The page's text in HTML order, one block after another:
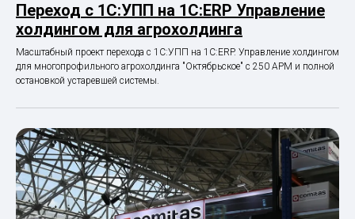
Переход с 1С:УПП на 1С:ERP Управление
холдингом для агрохолдинга
Масштабный проект перехода с 1С:УПП на 1С:ERP. Управление холдингом
для многопрофильного агрохолдинга "Октябрьское" с 250 АРМ и полной
остановкой устаревшей системы.